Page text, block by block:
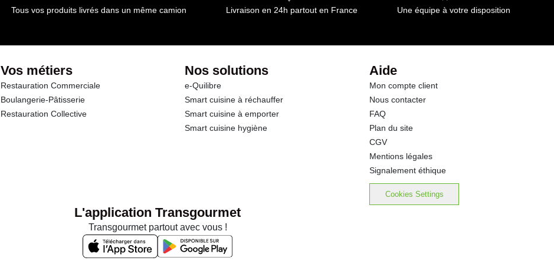
Tous vos produits livrés dans un même camion Livraison en 24h partout en France Une équipe à votre disposition
Vos métiers
Restauration Commerciale
Boulangerie-Pâtisserie
Restauration Collective
Nos solutions
e-Quilibre
Smart cuisine à réchauffer
Smart cuisine à emporter
Smart cuisine hygiène
Aide
Mon compte client
Nous contacter
FAQ
Plan du site
CGV
Mentions légales
Signalement éthique
Cookies Settings
L'application Transgourmet
Transgourmet partout avec vous !